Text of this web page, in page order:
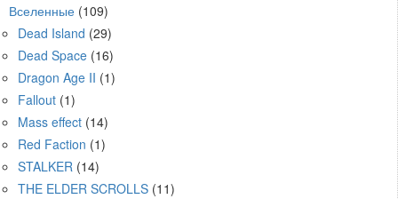
Вселенные (109)
Dead Island (29)
Dead Space (16)
Dragon Age II (1)
Fallout (1)
Mass effect (14)
Red Faction (1)
STALKER (14)
THE ELDER SCROLLS (11)